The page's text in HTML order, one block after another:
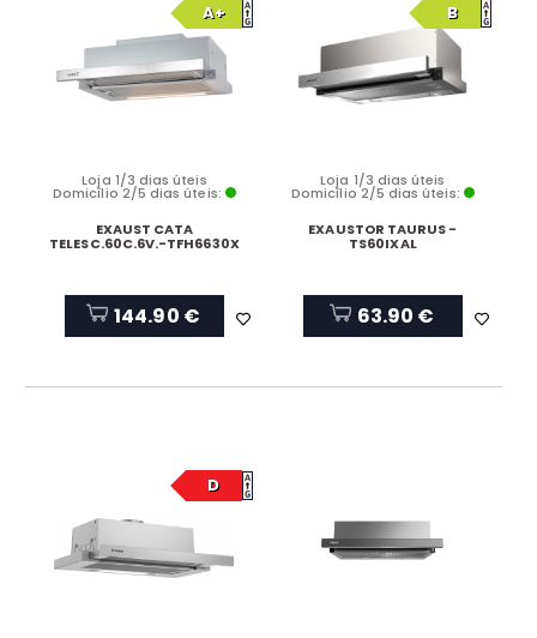
A+
Loja 1/3 dias úteis
Domicílio 2/5 dias úteis:
EXAUST CATA
TELESC.60C.6V.-TFH6630X
144.90 €
B
Loja 1/3 dias úteis
Domicílio 2/5 dias úteis:
EXAUSTOR TAURUS -
TS60IXAL
63.90 €
D